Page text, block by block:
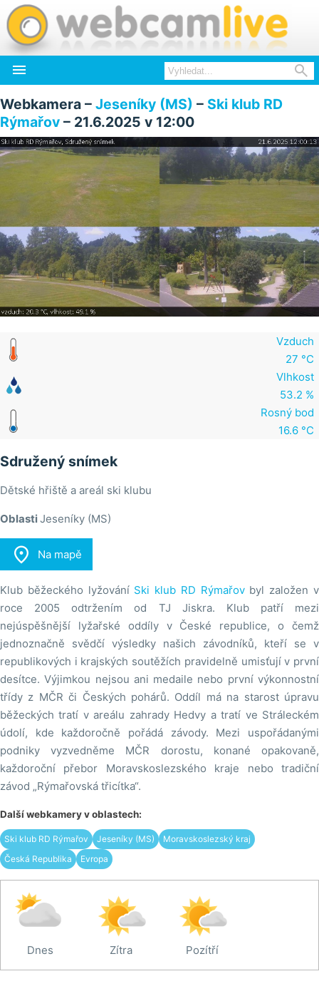
 
Webkamera – Jeseníky (MS) – Ski klub RD
Rýmařov – 21.6.2025 v 12:00
Vzduch
27 °C
Vlhkost
53.2 %
Rosný bod
16.6 °C
Sdružený snímek
Dětské hřiště a areál ski klubu
OblastiJeseníky (MS)
 Na mapě
Klub běžeckého lyžování Ski klub RD Rýmařovbyl založen v
roce 2005 odtržením od TJ Jiskra. Klub patří mezi
nejúspěšnější lyžařské oddíly v České republice, o čemž
jednoznačně svědčí výsledky našich závodníků, kteří se v
republikových i krajských soutěžích pravidelně umisťují v první
desítce. Výjimkou nejsou ani medaile nebo první výkonnostní
třídy z MČR či Českých pohárů. Oddíl má na starost úpravu
běžeckých tratí v areálu zahrady Hedvy a tratí ve Stráleckém
údolí, kde každoročně pořádá závody. Mezi uspořádanými
podniky vyzvedněme MČR dorostu, konané opakovaně,
každoroční přebor Moravskoslezského kraje nebo tradiční
závod „Rýmařovská třicítka“.
Další webkamery v oblastech:
Ski klub RD Rýmařov Jeseníky (MS)
Moravskoslezský kraj
Česká Republika
Evropa
Dnes Zítra Pozítří